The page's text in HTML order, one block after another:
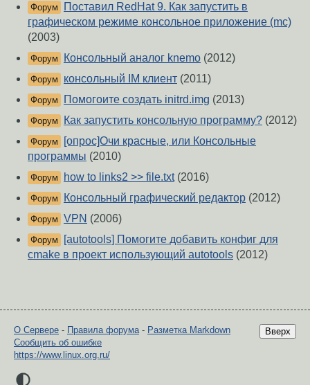
Форум
Поставил RedHat 9. Как запустить в
графическом режиме консольное приложение (mc)
(2003)
Форум Консольный аналог knemo (2012)
Форум консольный IM клиент (2011)
Форум Помогоите создать initrd.img (2013)
Форум Как запустить консольную программу? (2012)
Форум
[опрос]Очи красные, или Консольные
программы (2010)
Форум how to links2 >> file.txt(2016)
Форум Консольный графический редактор (2012)
Форум VPN (2006)
Форум
[autotools] Помогите добавить конфиг для
cmake в проект использующий autotools (2012)
Вверх
О Сервере - Правила форума- Разметка Markdown
Сообщить об ошибке
https://www.linux.org.ru/